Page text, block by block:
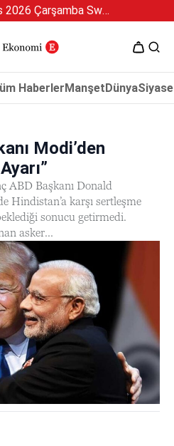
5 Ağustos 2026 Çarşamba Swan Özel 2
HaberlerManşetDünya
Modi’den
ABD Başkanı Donald
Hindistan’a karşı sertleşme
sonucu getirmedi.
asker...